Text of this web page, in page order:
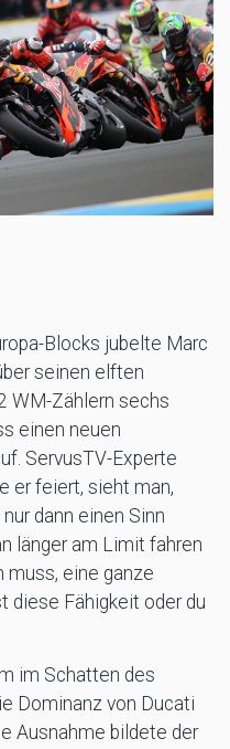
Blocks jubelte Marc
seinen elften
WM-Zählern sechs
einen neuen
ServusTV-Experte
er feiert, sieht man,
dann einen Sinn
länger am Limit fahren
muss, eine ganze
diese Fähigkeit oder du
im Schatten des
Dominanz von Ducati
Ausnahme bildete der